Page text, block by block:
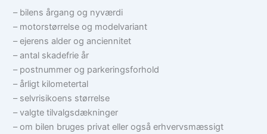
– bilens årgang og nyværdi
– motorstørrelse og modelvariant
– ejerens alder og anciennitet
– antal skadefrie år
– postnummer og parkeringsforhold
– årligt kilometertal
– selvrisikoens størrelse
– valgte tilvalgsdækninger
– om bilen bruges privat eller også erhvervsmæssigt